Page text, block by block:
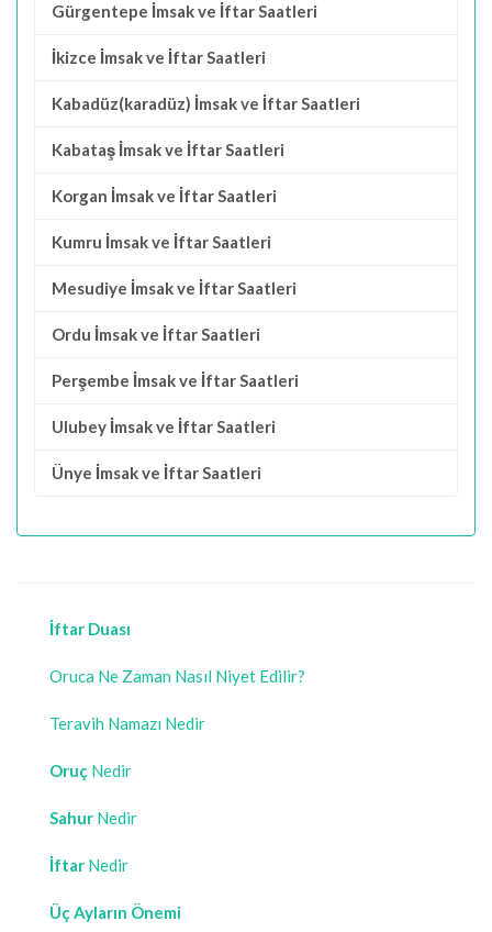
Gürgentepe İmsak ve İftar Saatleri
İkizce İmsak ve İftar Saatleri
Kabadüz(karadüz) İmsak ve İftar Saatleri
Kabataş İmsak ve İftar Saatleri
Korgan İmsak ve İftar Saatleri
Kumru İmsak ve İftar Saatleri
Mesudiye İmsak ve İftar Saatleri
Ordu İmsak ve İftar Saatleri
Perşembe İmsak ve İftar Saatleri
Ulubey İmsak ve İftar Saatleri
Ünye İmsak ve İftar Saatleri
İftar Duası
Oruca Ne Zaman Nasıl Niyet Edilir?
Teravih Namazı Nedir
Oruç Nedir
Sahur Nedir
İftar Nedir
Üç Ayların Önemi